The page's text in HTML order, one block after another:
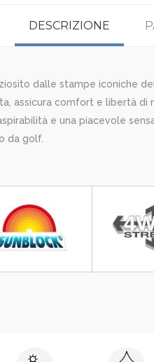
DESCRIZIONE
dalle stampe iconiche
assicura comfort e libertà
e una piacevole
da golf.